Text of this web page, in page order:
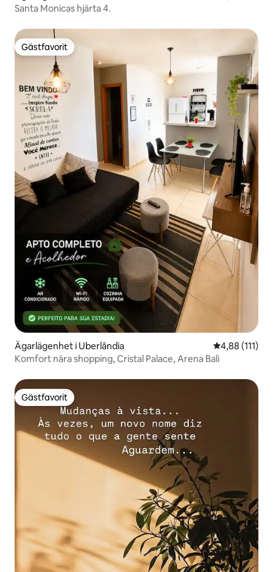
Santa Monicas hjärta 4.
Gästfavorit
Gästfavorit
Ägarlägenhet i Uberlândia 4,88 av 5 i
4,88 (111)
Komfort nära shopping, Cristal Palace, Arena Bali
Gästfavorit
Gästfavorit